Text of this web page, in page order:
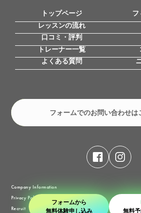
フォームから
無料体験申し込み
無料
トップページ
フ
レッスンの流れ
口コミ・評判
トレーナー一覧
よくある質問
フォームでのお問い合わせは
Company Information
Privacy Policy
Recruit